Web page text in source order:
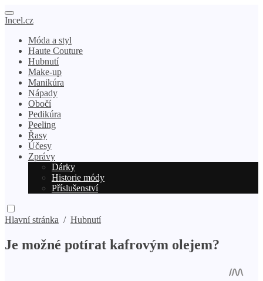
Incel.cz
Móda a styl
Haute Couture
Hubnutí
Make-up
Manikúra
Nápady
Obočí
Pedikúra
Peeling
Řasy
Účesy
Zprávy
Dárky
Historie módy
Příslušenství
Hlavní stránka / Hubnutí
Je možné potírat kafrovým olejem?